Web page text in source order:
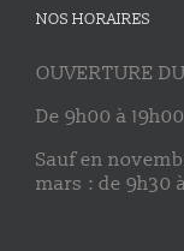
NOS HORAIRES
OUVERTURE
De 9h00 à 19h00
Sauf en
mars : de 9h30